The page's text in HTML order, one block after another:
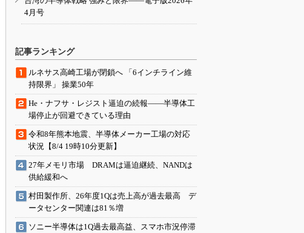
4月号
記事ランキング
ルネサス高崎工場が閉鎖へ 「6インチライン維
持限界」 操業50年
He・ナフサ・レジスト逼迫の続報――半導体工
場停止が回避できている理由
令和8年熊本地震、半導体メーカー工場の対応
状況【8/4 19時10分更新】
27年メモリ市場 DRAMは逼迫継続、NANDは
供給緩和へ
村田製作所、26年度1Qは売上高が過去最高 デ
ータセンター関連は81％増
ソニー半導体は1Q過去最高益、スマホ市況停滞